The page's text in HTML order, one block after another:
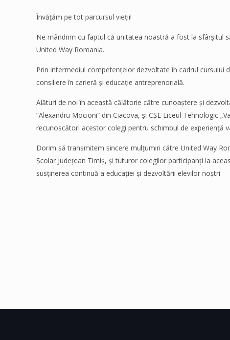
Învățăm pe tot parcursul vieții!
Ne mândrim cu faptul că unitatea noastră a fost la sfârșitul
United Way Romania.
Prin intermediul competențelor dezvoltate în cadrul cursului
consiliere în carieră și educație antreprenorială.
Alături de noi în această călătorie către cunoaștere și
”Alexandru Mocioni” din Ciacova, și CȘE Liceul Tehnologic
recunoscători acestor colegi pentru schimbul de experiență
Dorim să transmitem sincere mulțumiri către United Way
Școlar Județean Timiș, și tuturor colegilor participanți la
susținerea continuă a educației și dezvoltării elevilor noștri